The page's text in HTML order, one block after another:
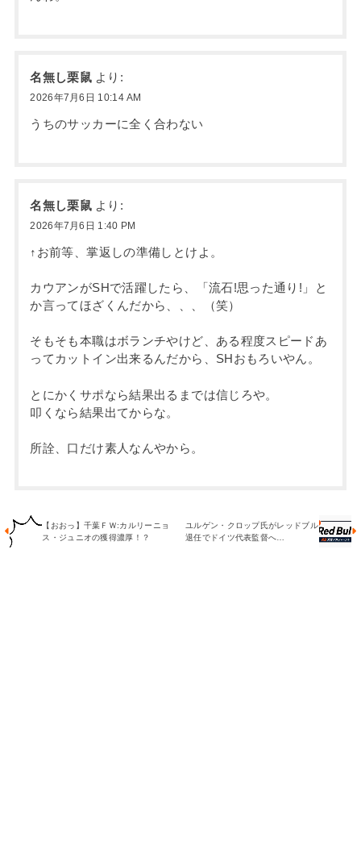
名無し栗鼠 より:
2026年7月6日 10:14 AM
うちのサッカーに全く合わない
名無し栗鼠 より:
2026年7月6日 1:40 PM
↑お前等、掌返しの準備しとけよ。
カウアンがSHで活躍したら、「流石!思った通り!」と
か言ってほざくんだから、、、（笑）
そもそも本職はボランチやけど、ある程度スピードあ
ってカットイン出来るんだから、SHおもろいやん。
とにかくサポなら結果出るまでは信じろや。
叩くなら結果出てからな。
所詮、口だけ素人なんやから。
【おおっ】千葉ＦＷ:カルリーニョ
ス・ジュニオの獲得濃厚！？
ユルゲン・クロップ氏がレッドブル
退任でドイツ代表監督へ…